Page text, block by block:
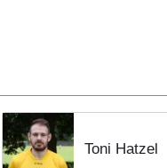
Toni Hatzel